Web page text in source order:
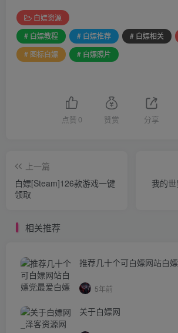
白嫖资源
# 白嫖教程
# 白嫖推荐 # 白嫖相关
# 图标白嫖
# 白嫖照片
点赞 0 赞赏 分享
上一篇
白嫖[Steam]126款游戏一键
领取
我的
相关推荐
推荐几十个可白嫖网站白
5年前
关于白嫖网